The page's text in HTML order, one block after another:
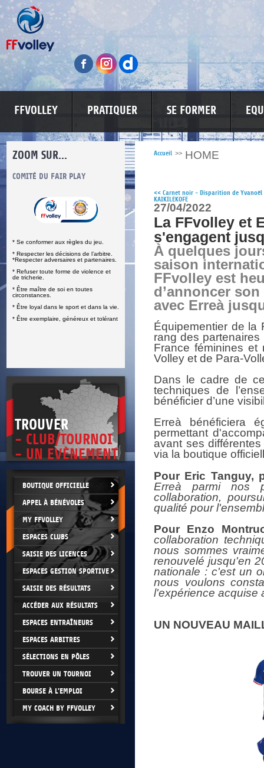
FFVOLLEY PRATIQUER SE FORMER
ZOOM SUR...
COMITÉ DU FAIR PLAY
* Se conformer aux règles du jeu.
* Respecter les décisions de l’arbitre.
*Respecter adversaires et partenaires.
* Refuser toute forme de violence et
de tricherie.
* Être maître de soi en toutes
circonstances.
* Être loyal dans le sport et dans la vie.
* Être exemplaire, généreux et tolérant
LUTTE CONTRE LES VIOLENCES
TROUVER
- CLUB/TOURNOI
- UN EVÈNEMENT
BOUTIQUE OFFICIELLE
APPEL À BÉNÉVOLES
MY FFVOLLEY
ESPACES CLUBS
SAISIE DES LICENCES
ESPACES GESTION SPORTIVE
SAISIE DES RÉSULTATS
ACCÉDER AUX RÉSULTATS
ESPACES ENTRAÎNEURS
ESPACES ARBITRES
SÉLECTIONS EN PÔLES
TROUVER UN TOURNOI
BOURSE À L'EMPLOI
MY COACH BY FFVOLLEY
Accueil >> HOME
<< Carnet noir - Disparition de Yvanoël
KAIKILEKOFE
27/04/2022
La FFvolley et
s'engagent
À quelques
saison
FFvolley est
d’annoncer
avec Erreà
Équipementier de la
rang des
France féminines et
Volley et de Para-
Dans le cadre de
techniques de
bénéficier d’une
Erreà bénéficiera
permettant
avant ses
via la boutique
Pour Eric Tanguy,
Erreà parmi nos
collaboration,
qualité pour
Pour Enzo
collaboration
nous sommes
renouvelé jusqu'en
nationale : c'est un
nous voulons
l'expérience acquise
UN NOUVEAU